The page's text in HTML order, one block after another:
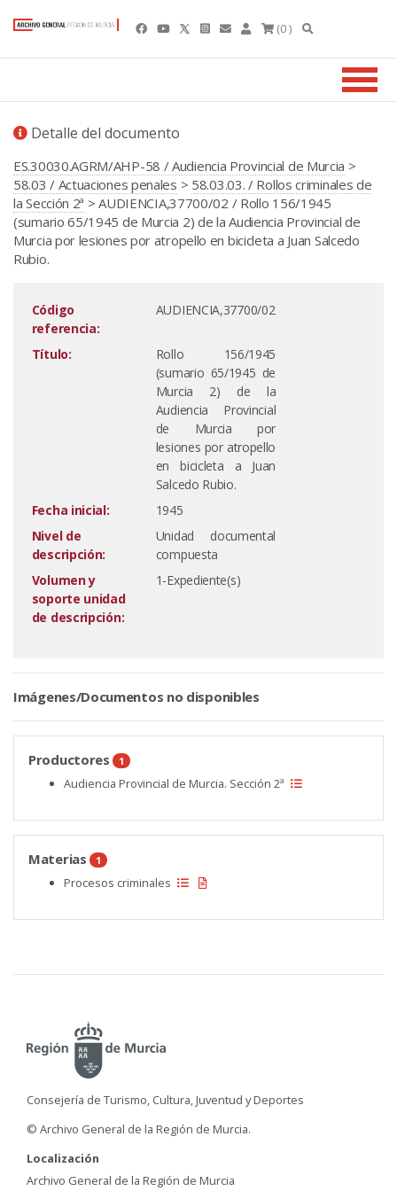
(0 )
Detalle del documento
ES.30030.AGRM/AHP-58 / Audiencia Provincial de Murcia >
58.03 / Actuaciones penales > 58.03.03. / Rollos criminales de
la Sección 2ª > AUDIENCIA,37700/02 / Rollo 156/1945
(sumario 65/1945 de Murcia 2) de la Audiencia Provincial de
Murcia por lesiones por atropello en bicicleta a Juan Salcedo
Rubio.
Código
referencia:
AUDIENCIA,37700/02
Título:
Rollo 156/1945
(sumario 65/1945 de
Murcia 2) de la
Audiencia Provincial
de Murcia por
lesiones por atropello
en bicicleta a Juan
Salcedo Rubio.
Fecha inicial:
1945
Nivel de
descripción:
Unidad documental
compuesta
Volumen y
soporte unidad
de descripción:
1-Expediente(s)
Imágenes/Documentos no disponibles
Productores 1
Audiencia Provincial de Murcia. Sección 2ª
Materias 1
Procesos criminales
Consejería de Turismo, Cultura, Juventud y Deportes
© Archivo General de la Región de Murcia.
Localización
Archivo General de la Región de Murcia